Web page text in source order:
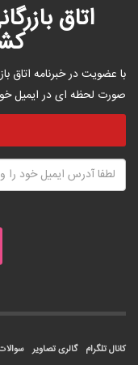
اتاق
با عضویت در خبرنامه اتاق
صورت لحظه ای در ایمیل
گالری تصاویر کانال تلگرام